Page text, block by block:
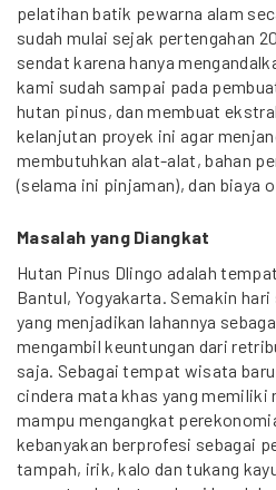
pelatihan batik pewarna alam
sudah mulai sejak pertengahan
sendat karena hanya
kami sudah sampai pada
hutan pinus, dan membuat
kelanjutan proyek ini agar
membutuhkan alat-alat, bahan
(selama ini pinjaman), dan biaya
Masalah yang Diangkat
Hutan Pinus Dlingo adalah
Bantul, Yogyakarta. Semakin
yang menjadikan lahannya
mengambil keuntungan dari
saja. Sebagai tempat wisata
cindera mata khas yang memiliki
mampu mengangkat
kebanyakan berprofesi sebagai
tampah, irik, kalo dan tukang